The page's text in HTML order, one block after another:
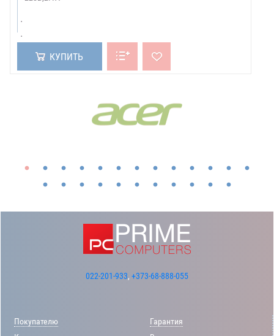
КУПИТЬ
БРЕНДЫ: Показать все бренды
022-201-933, +373-68-888-055
Покупателю
Гарантия